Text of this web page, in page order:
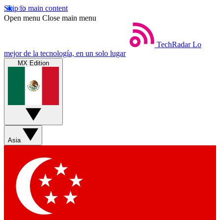
Skip to main content
Open menu Close main menu
TechRadar Lo
mejor de la tecnología, en un solo lugar
MX Edition
Asia